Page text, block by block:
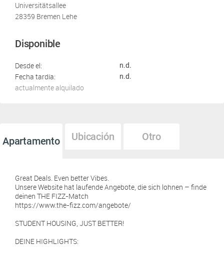
Universitätsallee
28359 Bremen Lehe
Disponible
Desde el: n.d.
Fecha tardía: n.d.
actualmente alquilado
Apartamento Ubicación Otro
Great Deals. Even better Vibes.
Unsere Website hat laufende Angebote, die sich lohnen – finde
deinen THE FIZZ-Match
https://www.the-fizz.com/angebote/
STUDENT HOUSING, JUST BETTER!
DEINE HIGHLIGHTS: